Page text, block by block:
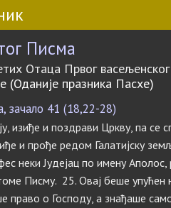
Писма
Отаца Првог
(Оданије празника Пасхе)
зачало 41 (18,22-28)
изиђе и поздрави Цркву, па се
и прође редом Галатијску
неки Јудејац по имену
Писму. 25. Овај беше упућен
право о Господу, а знађаше